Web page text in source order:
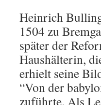
Heinrich
1504 zu
später der
Haushälterin,
erhielt seine
“Von der
zuführte. Als